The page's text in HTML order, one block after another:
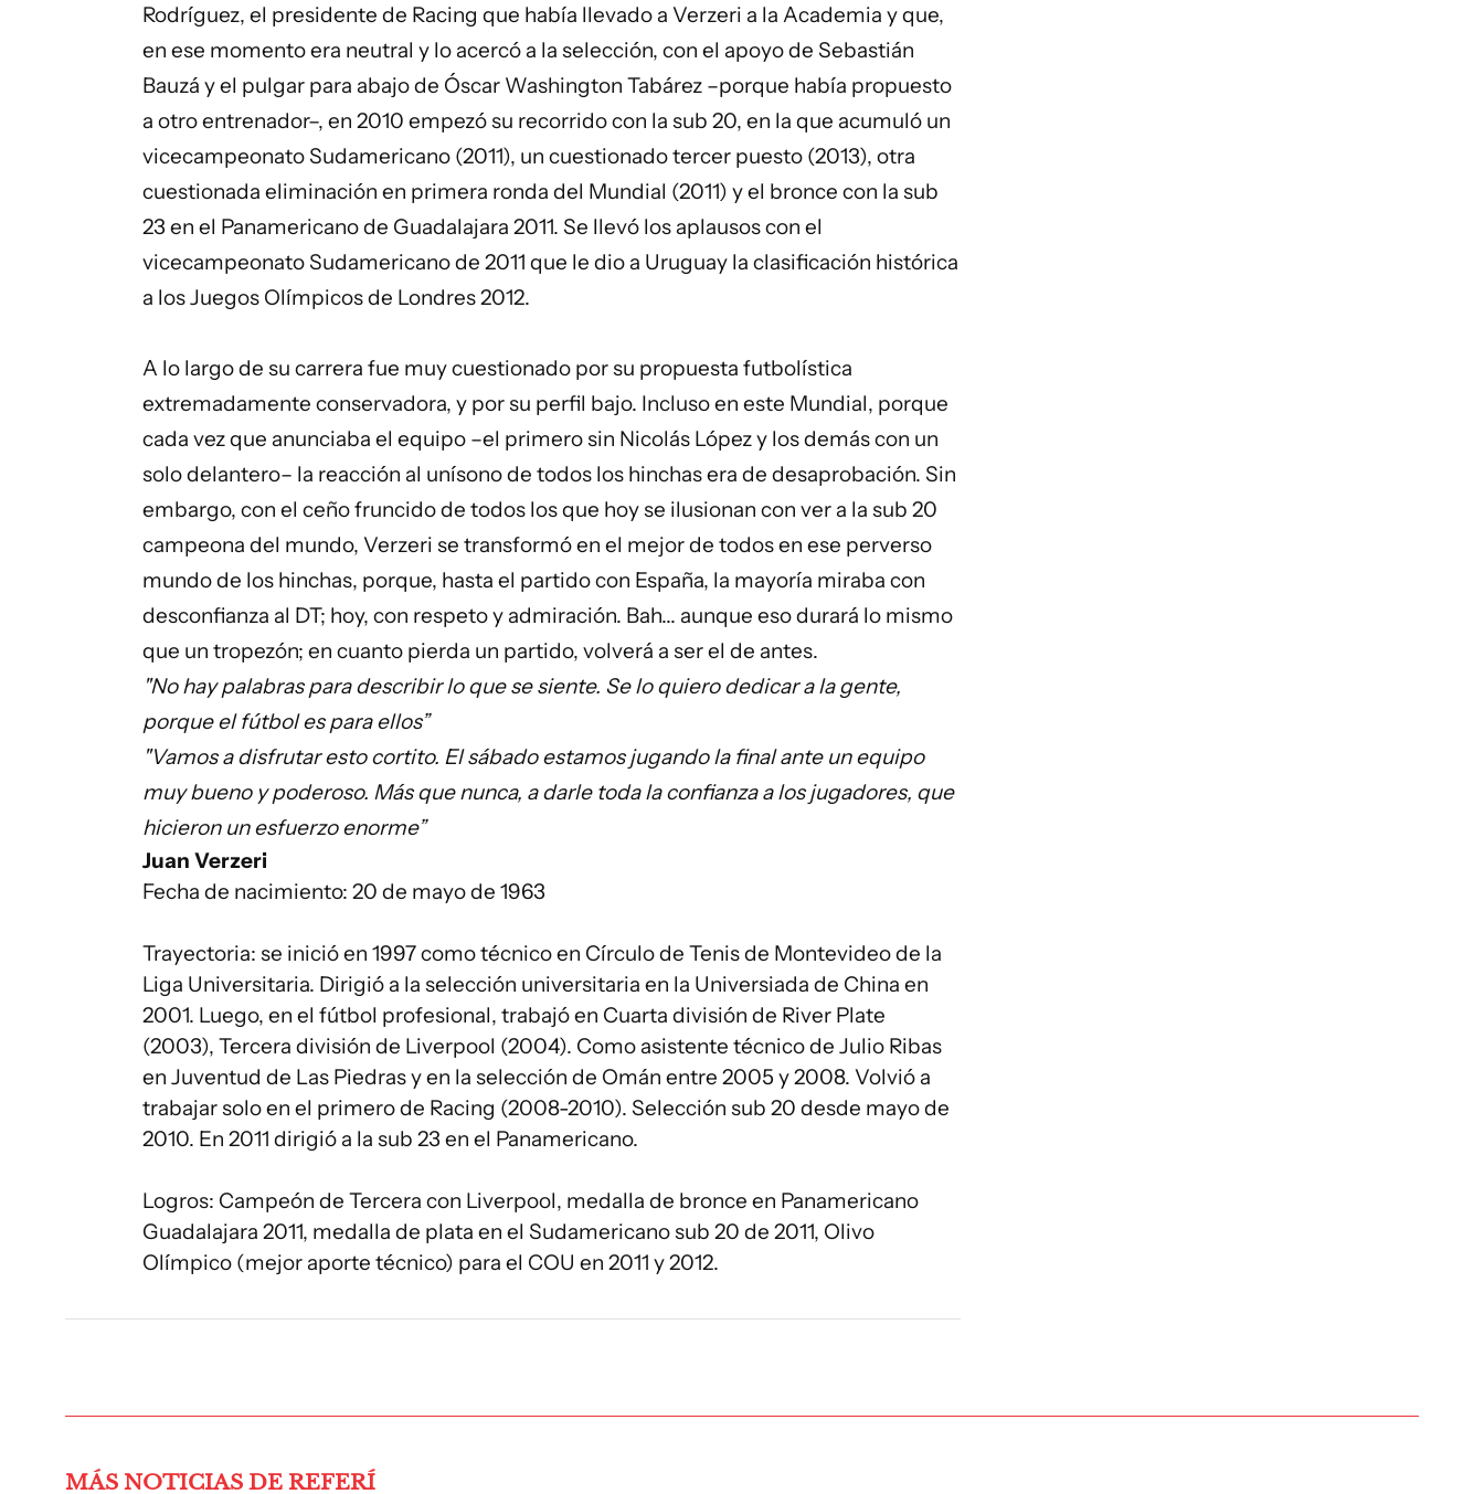
Rodríguez, el presidente de Racing que había llevado a Verzeri a la Academia y que,
en ese momento era neutral y lo acercó a la selección, con el apoyo de Sebastián
Bauzá y el pulgar para abajo de Óscar Washington Tabárez –porque había propuesto
a otro entrenador–, en 2010 empezó su recorrido con la sub 20, en la que acumuló un
vicecampeonato Sudamericano (2011), un cuestionado tercer puesto (2013), otra
cuestionada eliminación en primera ronda del Mundial (2011) y el bronce con la sub
23 en el Panamericano de Guadalajara 2011. Se llevó los aplausos con el
vicecampeonato Sudamericano de 2011 que le dio a Uruguay la clasificación histórica
a los Juegos Olímpicos de Londres 2012.
A lo largo de su carrera fue muy cuestionado por su propuesta futbolística
extremadamente conservadora, y por su perfil bajo. Incluso en este Mundial, porque
cada vez que anunciaba el equipo –el primero sin Nicolás López y los demás con un
solo delantero– la reacción al unísono de todos los hinchas era de desaprobación. Sin
embargo, con el ceño fruncido de todos los que hoy se ilusionan con ver a la sub 20
campeona del mundo, Verzeri se transformó en el mejor de todos en ese perverso
mundo de los hinchas, porque, hasta el partido con España, la mayoría miraba con
desconfianza al DT; hoy, con respeto y admiración. Bah... aunque eso durará lo mismo
que un tropezón; en cuanto pierda un partido, volverá a ser el de antes.
"No hay palabras para describir lo que se siente. Se lo quiero dedicar a la gente,
porque el fútbol es para ellos”
"Vamos a disfrutar esto cortito. El sábado estamos jugando la final ante un equipo
muy bueno y poderoso. Más que nunca, a darle toda la confianza a los jugadores, que
hicieron un esfuerzo enorme”
Juan Verzeri
Fecha de nacimiento: 20 de mayo de 1963
Trayectoria: se inició en 1997 como técnico en Círculo de Tenis de Montevideo de la
Liga Universitaria. Dirigió a la selección universitaria en la Universiada de China en
2001. Luego, en el fútbol profesional, trabajó en Cuarta división de River Plate
(2003), Tercera división de Liverpool (2004). Como asistente técnico de Julio Ribas
en Juventud de Las Piedras y en la selección de Omán entre 2005 y 2008. Volvió a
trabajar solo en el primero de Racing (2008-2010). Selección sub 20 desde mayo de
2010. En 2011 dirigió a la sub 23 en el Panamericano.
Logros: Campeón de Tercera con Liverpool, medalla de bronce en Panamericano
Guadalajara 2011, medalla de plata en el Sudamericano sub 20 de 2011, Olivo
Olímpico (mejor aporte técnico) para el COU en 2011 y 2012.
MÁS NOTICIAS DE REFERÍ